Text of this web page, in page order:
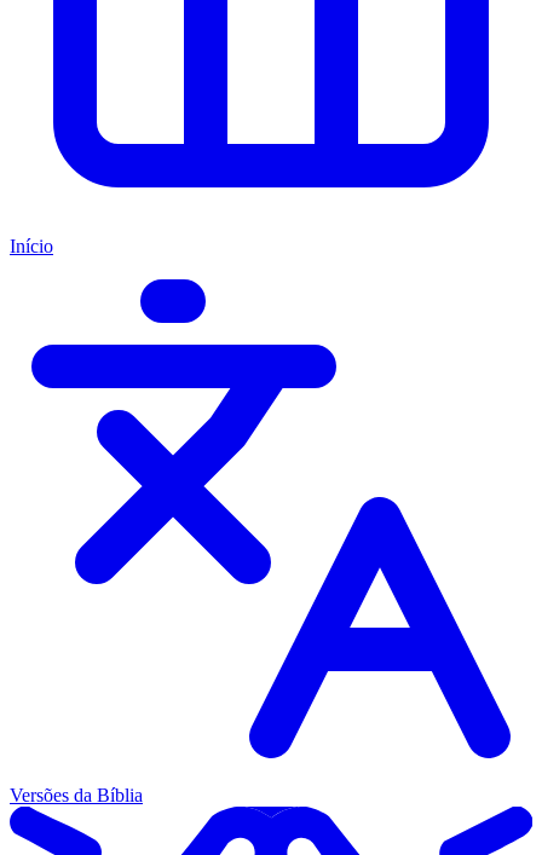
Início
Versões da Bíblia